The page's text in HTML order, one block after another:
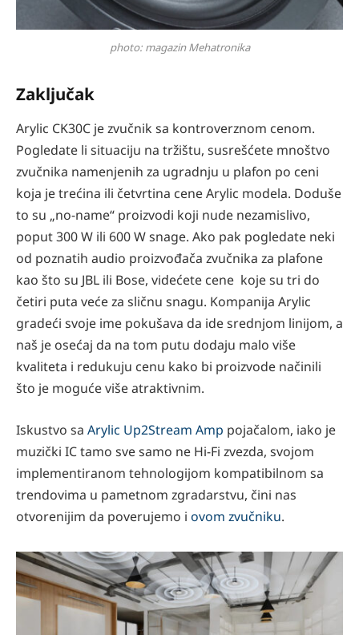
photo: magazin Mehatronika
Zaključak
Arylic CK30C je zvučnik sa kontroverznom cenom.
Pogledate li situaciju na tržištu, susrešćete mnoštvo
zvučnika namenjenih za ugradnju u plafon po ceni
koja je trećina ili četvrtina cene Arylic modela. Doduše
to su „no-name“ proizvodi koji nude nezamislivo,
poput 300 W ili 600 W snage. Ako pak pogledate neki
od poznatih audio proizvođača zvučnika za plafone
kao što su JBL ili Bose, videćete cene koje su tri do
četiri puta veće za sličnu snagu. Kompanija Arylic
gradeći svoje ime pokušava da ide srednjom linijom, a
naš je osećaj da na tom putu dodaju malo više
kvaliteta i redukuju cenu kako bi proizvode načinili
što je moguće više atraktivnim.
Iskustvo sa Arylic Up2Stream Amp pojačalom, iako je
muzički IC tamo sve samo ne Hi-Fi zvezda, svojom
implementiranom tehnologijom kompatibilnom sa
trendovima u pametnom zgradarstvu, čini nas
otvorenijim da poverujemo i ovom zvučniku.